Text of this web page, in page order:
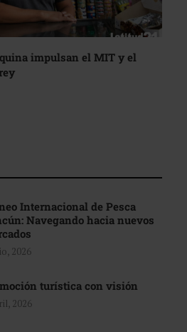
impulsan el MIT y el
Internacional de Pesca
Navegando hacia nuevos
2026
turística con visión
2026